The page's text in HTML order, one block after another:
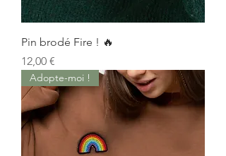
Pin brodé Fire ! 🔥
Prix
12,00 €
Adopte-moi !